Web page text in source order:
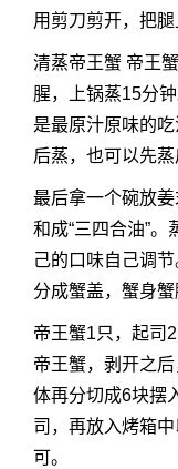
用剪刀剪开，把
清蒸帝王蟹 帝王
腥，上锅蒸15分
是最原汁原味的
后蒸，也可以先蒸
最后拿一个碗放
和成“三四合油”
己的口味自己调
分成蟹盖，蟹身蟹
帝王蟹1只，起司
帝王蟹，剥开之
体再分切成6块摆
司，再放入烤箱
可。